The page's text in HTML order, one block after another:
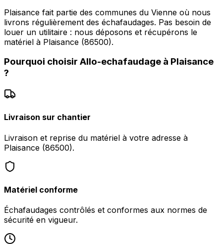
Plaisance fait partie des communes du Vienne où nous
livrons régulièrement des échafaudages. Pas besoin de
louer un utilitaire : nous déposons et récupérons le
matériel à Plaisance (86500).
Pourquoi choisir Allo-echafaudage à Plaisance
?
Livraison sur chantier
Livraison et reprise du matériel à votre adresse à
Plaisance (86500).
Matériel conforme
Échafaudages contrôlés et conformes aux normes de
sécurité en vigueur.